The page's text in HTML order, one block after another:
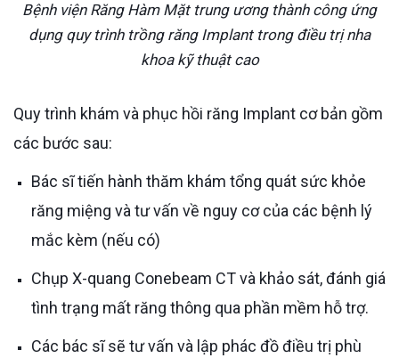
Bệnh viện Răng Hàm Mặt trung ương thành công ứng
dụng quy trình trồng răng Implant trong điều trị nha
khoa kỹ thuật cao
Quy trình khám và phục hồi răng Implant cơ bản gồm
các bước sau:
Bác sĩ tiến hành thăm khám tổng quát sức khỏe
răng miệng và tư vấn về nguy cơ của các bệnh lý
mắc kèm (nếu có)
Chụp X-quang Conebeam CT và khảo sát, đánh giá
tình trạng mất răng thông qua phần mềm hỗ trợ.
Các bác sĩ sẽ tư vấn và lập phác đồ điều trị phù